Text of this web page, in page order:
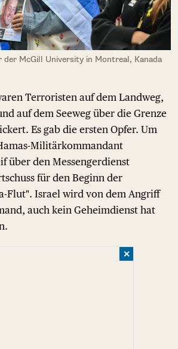
der McGill University in Montreal, Kanada
Terroristen auf dem Landweg,
auf dem Seeweg über die Grenze
Es gab die ersten Opfer. Um
Militärkommandant
über den Messengerdienst
für den Beginn der
Flut". Israel wird von dem Angriff
auch kein Geheimdienst hat
✕